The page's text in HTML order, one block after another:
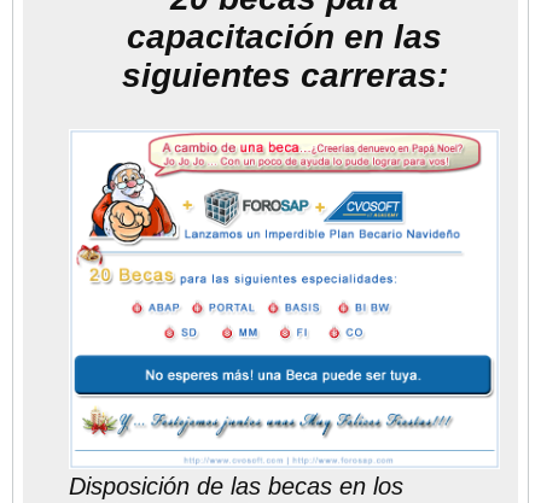
capacitación en las
siguientes carreras:
Disposición de las becas en los